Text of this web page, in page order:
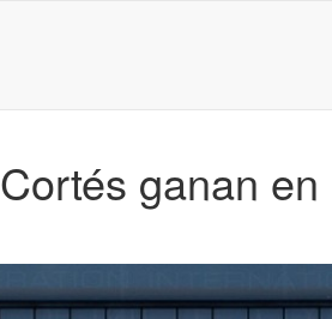
ganan